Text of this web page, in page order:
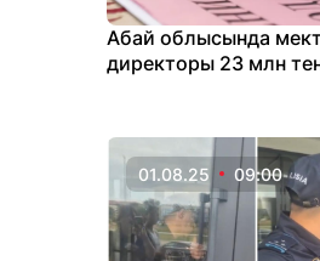
Абай облысында
директоры 23 млн
01.08.25 09:00